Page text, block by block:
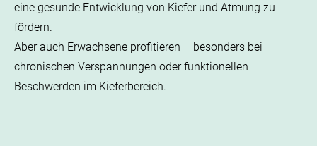
eine gesunde Entwicklung von Kiefer und Atmung zu
fördern.
Aber auch Erwachsene profitieren – besonders bei
chronischen Verspannungen oder funktionellen
Beschwerden im Kieferbereich.